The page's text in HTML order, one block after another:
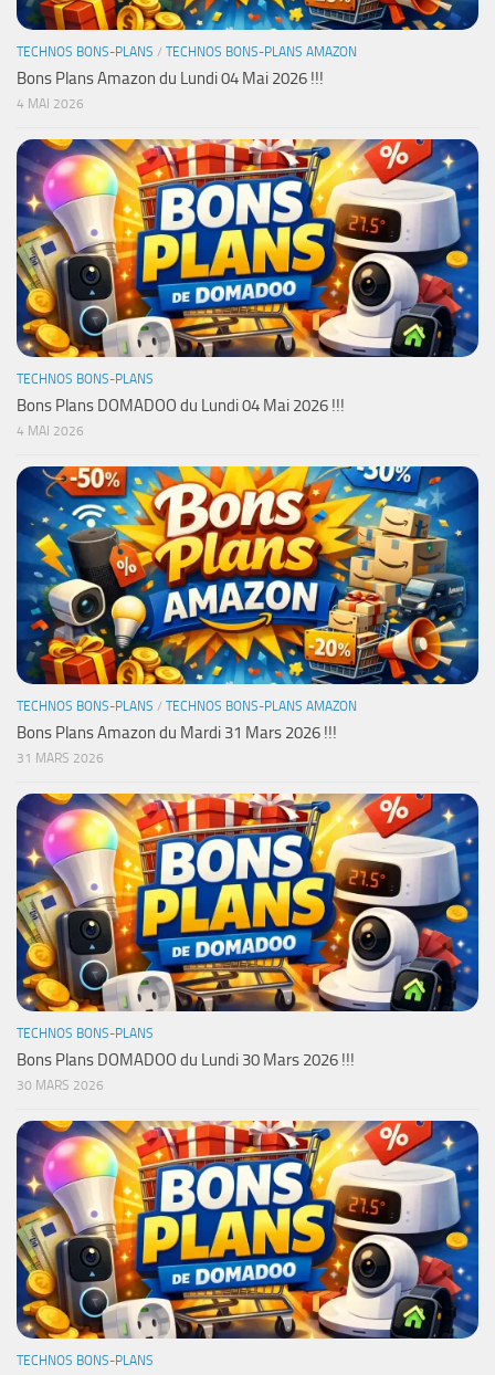
TECHNOS BONS-PLANS / TECHNOS BONS-PLANS AMAZON
Bons Plans Amazon du Lundi 04 Mai 2026 !!!
4 MAI 2026
TECHNOS BONS-PLANS
Bons Plans DOMADOO du Lundi 04 Mai 2026 !!!
4 MAI 2026
TECHNOS BONS-PLANS / TECHNOS BONS-PLANS AMAZON
Bons Plans Amazon du Mardi 31 Mars 2026 !!!
31 MARS 2026
TECHNOS BONS-PLANS
Bons Plans DOMADOO du Lundi 30 Mars 2026 !!!
30 MARS 2026
TECHNOS BONS-PLANS